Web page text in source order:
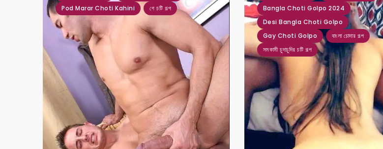
Pod Marar Choti Kahini গে চটি গল্প Bangla Choti Golpo 2024
Desi Bangla Choti Golpo
Gay Choti Golpo বাংলা চোদার গল্প
,
সমকামী চুদাচুদির চটি গল্প